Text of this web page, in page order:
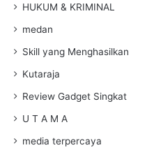
HUKUM & KRIMINAL
medan
Skill yang Menghasilkan
Kutaraja
Review Gadget Singkat
U T A M A
media terpercaya